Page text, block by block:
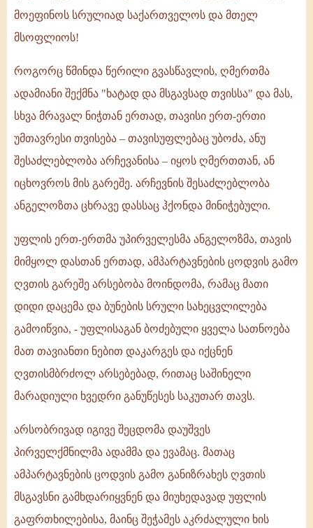
მოეფინოს სრულიად საქართველოს და მთელ
მსოფლიოს!
როგორც წმინდა წერილი გვასწავლის, ღმერთმა
ადამიანი შექმნა "ხატად და მსგავსად თვისსა" და მას,
სხვა მრავალ ნიჭთან ერთად, თავისი ერთ-ერთი
უმთავრესი თვისება – თავისუფლებაც უბოძა, ანუ
შესაძლებლობა არჩევანისა – იყოს ღმერთთან, ან
იცხოვროს მის გარეშე. არჩევნის შესაძლებლობა
ანგელოზთა ცხრავე დასსაც ჰქონდა მინიჭებული.
უფლის ერთ-ერთმა უპირველესმა ანგელოზმა, თავის
მიმყოლ დასთან ერთად, ამპარტავნების ცოდვის გამო
ღვთის გარეშე არსებობა მოინდომა, რამაც მათი
დიდი დაცემა და ბუნების სრული სახეცვლილება
გამოიწვია, - უფლისაგან ბოძებული ყველა სათნოება
მათ თავიანთი ნებით დაკარგეს და იქცნენ
ღვთისმბრძოლ არსებებად, რითაც საშინელი
მარადიული ხვედრი განუწესეს საკუთარ თავს.
არსობრივად იგივე შეცდომა დაუშვეს
პირველქმნილმა ადამმა და ევამაც. მათაც
ამპარტავნების ცოდვის გამო განიზრახეს ღვთის
მსგავსნი გამხდარიყვნენ და მიუხედავად უფლის
გაფრთხილებისა, მაინც შეჭამეს აკრძალული ხის